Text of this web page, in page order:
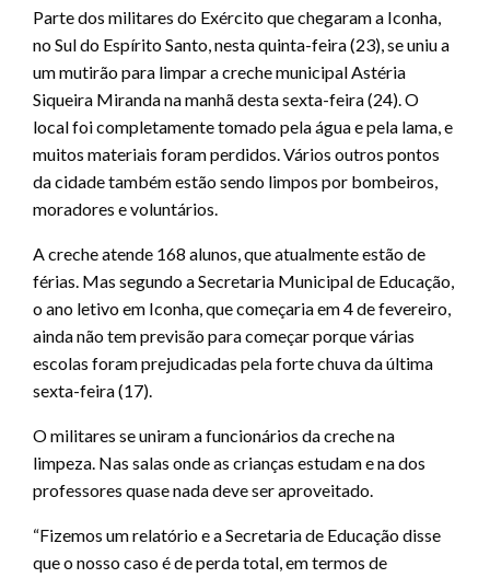
Parte dos militares do Exército que chegaram a Iconha,
no Sul do Espírito Santo, nesta quinta-feira (23), se uniu a
um mutirão para limpar a creche municipal Astéria
Siqueira Miranda na manhã desta sexta-feira (24). O
local foi completamente tomado pela água e pela lama, e
muitos materiais foram perdidos. Vários outros pontos
da cidade também estão sendo limpos por bombeiros,
moradores e voluntários.
A creche atende 168 alunos, que atualmente estão de
férias. Mas segundo a Secretaria Municipal de Educação,
o ano letivo em Iconha, que começaria em 4 de fevereiro,
ainda não tem previsão para começar porque várias
escolas foram prejudicadas pela forte chuva da última
sexta-feira (17).
O militares se uniram a funcionários da creche na
limpeza. Nas salas onde as crianças estudam e na dos
professores quase nada deve ser aproveitado.
“Fizemos um relatório e a Secretaria de Educação disse
que o nosso caso é de perda total, em termos de